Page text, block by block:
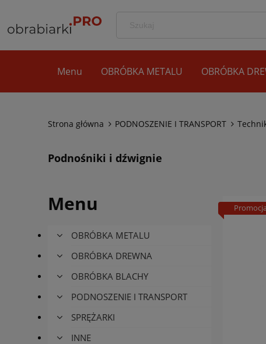
Menu OBRÓBKA METALU OBRÓBKA
Strona główna PODNOSZENIE I TRANSPORT
Podnośniki i dźwignie
Menu
OBRÓBKA METALU
OBRÓBKA DREWNA
OBRÓBKA BLACHY
PODNOSZENIE I TRANSPORT
SPRĘŻARKI
INNE
Promocja